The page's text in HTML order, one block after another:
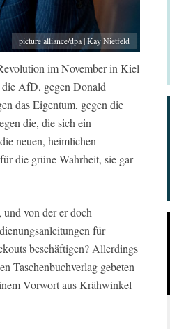
picture alliance/dpa | Kay Nietfeld
im November in Kiel
die AfD, gegen Donald
das Eigentum, gegen die
die, die sich ein
neuen, heimlichen
die grüne Wahrheit, sie gar
von der er doch
für
beschäftigen? Allerdings
Taschenbuchverlag gebeten
Vorwort aus Krähwinkel